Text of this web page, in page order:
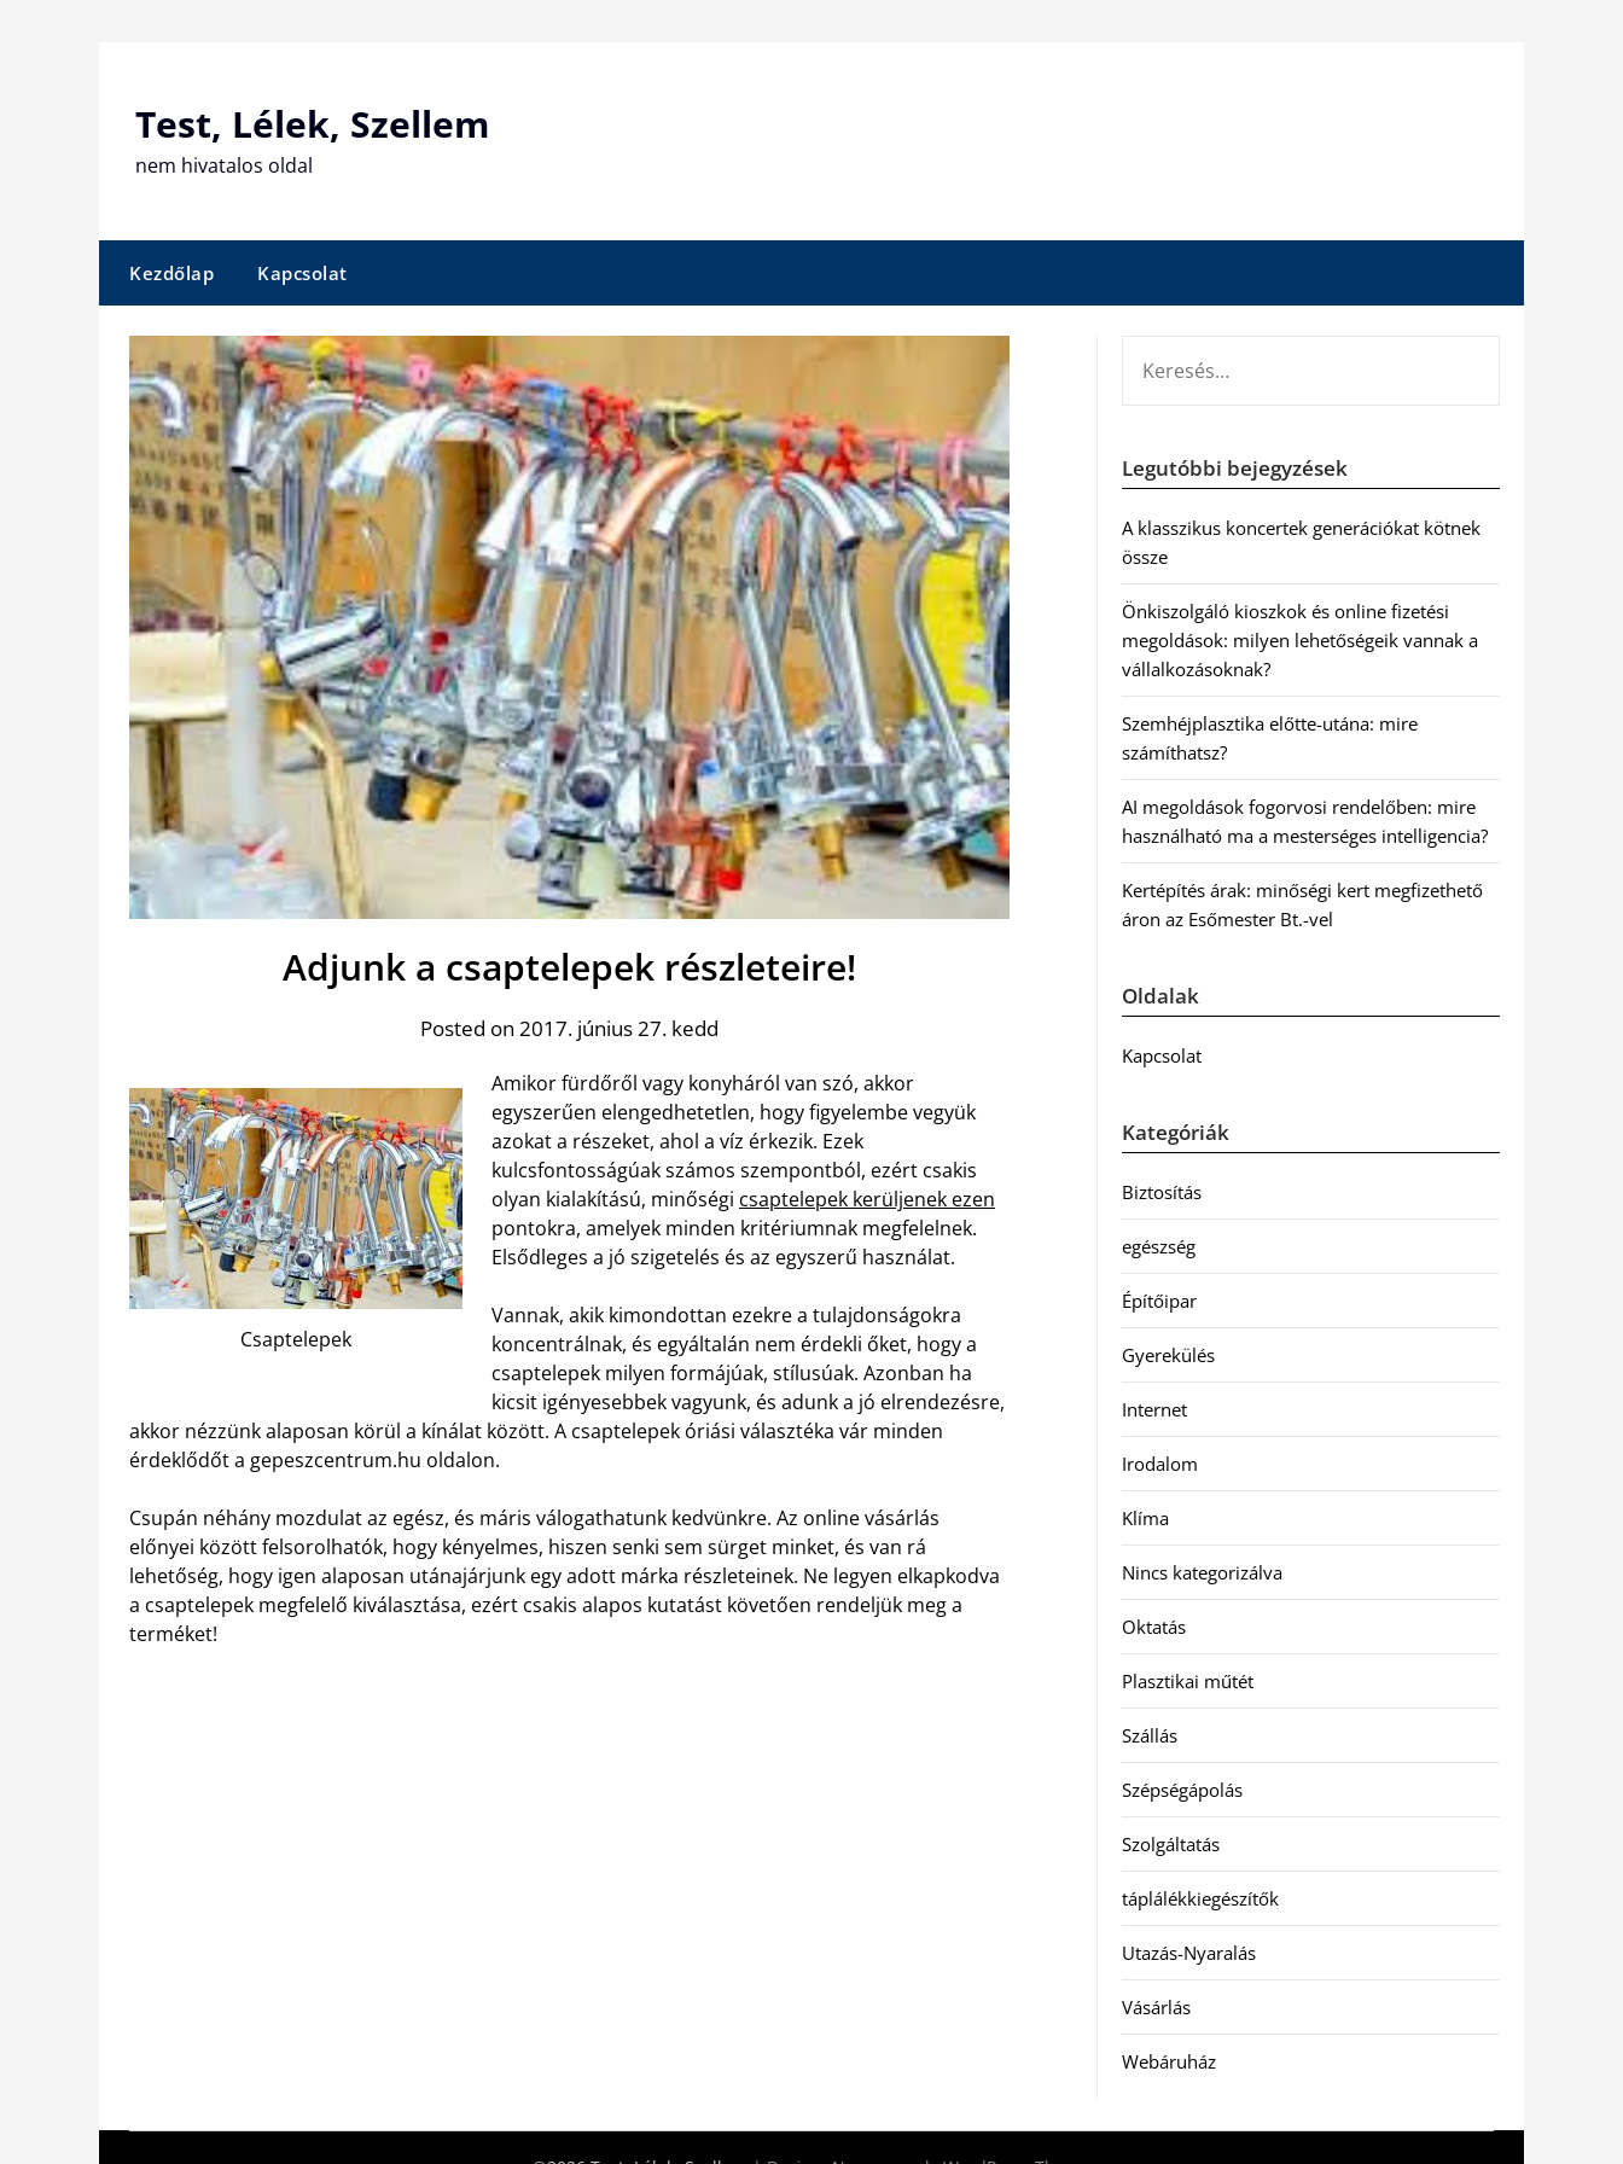
Test, Lélek, Szellem
nem hivatalos oldal
Kezdőlap Kapcsolat
Adjunk a csaptelepek részleteire!
Posted on 2017. június 27. kedd
Csaptelepek
Amikor fürdőről vagy konyháról van szó, akkor
egyszerűen elengedhetetlen, hogy figyelembe vegyük
azokat a részeket, ahol a víz érkezik. Ezek
kulcsfontosságúak számos szempontból, ezért csakis
olyan kialakítású, minőségi csaptelepek kerüljenek ezen
pontokra, amelyek minden kritériumnak megfelelnek.
Elsődleges a jó szigetelés és az egyszerű használat.
Vannak, akik kimondottan ezekre a tulajdonságokra
koncentrálnak, és egyáltalán nem érdekli őket, hogy a
csaptelepek milyen formájúak, stílusúak. Azonban ha
kicsit igényesebbek vagyunk, és adunk a jó elrendezésre,
akkor nézzünk alaposan körül a kínálat között. A csaptelepek óriási választéka vár minden
érdeklődőt a gepeszcentrum.hu oldalon.
Csupán néhány mozdulat az egész, és máris válogathatunk kedvünkre. Az online vásárlás
előnyei között felsorolhatók, hogy kényelmes, hiszen senki sem sürget minket, és van rá
lehetőség, hogy igen alaposan utánajárjunk egy adott márka részleteinek. Ne legyen elkapkodva
a csaptelepek megfelelő kiválasztása, ezért csakis alapos kutatást követően rendeljük meg a
terméket!
Legutóbbi bejegyzések
A klasszikus koncertek generációkat kötnek
össze
Önkiszolgáló kioszkok és online fizetési
megoldások: milyen lehetőségeik vannak a
vállalkozásoknak?
Szemhéjplasztika előtte-utána: mire
számíthatsz?
AI megoldások fogorvosi rendelőben: mire
használható ma a mesterséges intelligencia?
Kertépítés árak: minőségi kert megfizethető
áron az Esőmester Bt.-vel
Oldalak
Kapcsolat
Kategóriák
Biztosítás
egészség
Építőipar
Gyerekülés
Internet
Irodalom
Klíma
Nincs kategorizálva
Oktatás
Plasztikai műtét
Szállás
Szépségápolás
Szolgáltatás
táplálékkiegészítők
Utazás-Nyaralás
Vásárlás
Webáruház